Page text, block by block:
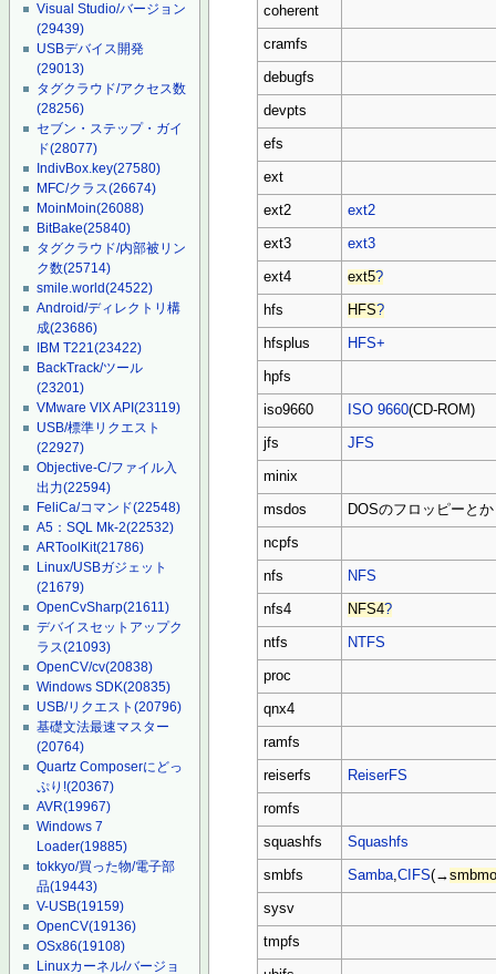
Visual Studio/バージョン
(29439)
USBデバイス開発
(29013)
タグクラウド/アクセス数
(28256)
セブン・ステップ・ガイ
ド(28077)
IndivBox.key(27580)
MFC/クラス(26674)
MoinMoin(26088)
BitBake(25840)
タグクラウド/内部被リン
ク数(25714)
smile.world(24522)
Android/ディレクトリ構
成(23686)
IBM T221(23422)
BackTrack/ツール
(23201)
VMware VIX API(23119)
USB/標準リクエスト
(22927)
Objective-C/ファイル入
出力(22594)
FeliCa/コマンド(22548)
A5：SQL Mk-2(22532)
ARToolKit(21786)
Linux/USBガジェット
(21679)
OpenCvSharp(21611)
デバイスセットアップク
ラス(21093)
OpenCV/cv(20838)
Windows SDK(20835)
USB/リクエスト(20796)
基礎文法最速マスター
(20764)
Quartz Composerにどっ
ぷり!(20367)
AVR(19967)
Windows 7
Loader(19885)
tokkyo/買った物/電子部
品(19443)
V-USB(19159)
OpenCV(19136)
OSx86(19108)
Linuxカーネル/バージョ
coherent
cramfs
debugfs
devpts
efs
ext
ext2 ext2
ext3 ext3
ext4 ext5?
hfs HFS?
hfsplus HFS+
hpfs
iso9660 ISO 9660(CD-ROM)
jfs JFS
minix
msdos DOSのフロッピーとか
ncpfs
nfs NFS
nfs4 NFS4?
ntfs NTFS
proc
qnx4
ramfs
reiserfs ReiserFS
romfs
squashfs Squashfs
smbfs Samba,CIFS(→
sysv
tmpfs